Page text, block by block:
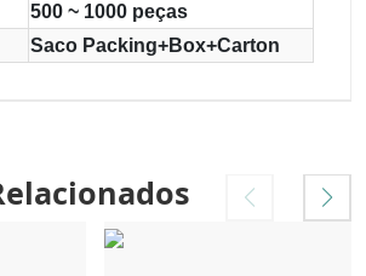
500 ~ 1000 peças
Saco Packing+Box+Carton